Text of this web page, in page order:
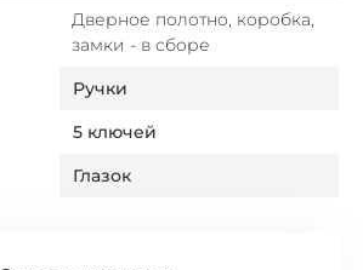
Дверное полотно, коробка,
замки - в сборе
Ручки
5 ключей
Глазок